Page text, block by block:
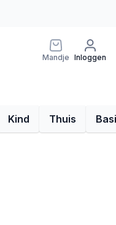
Mandje Inloggen
Kind Thuis